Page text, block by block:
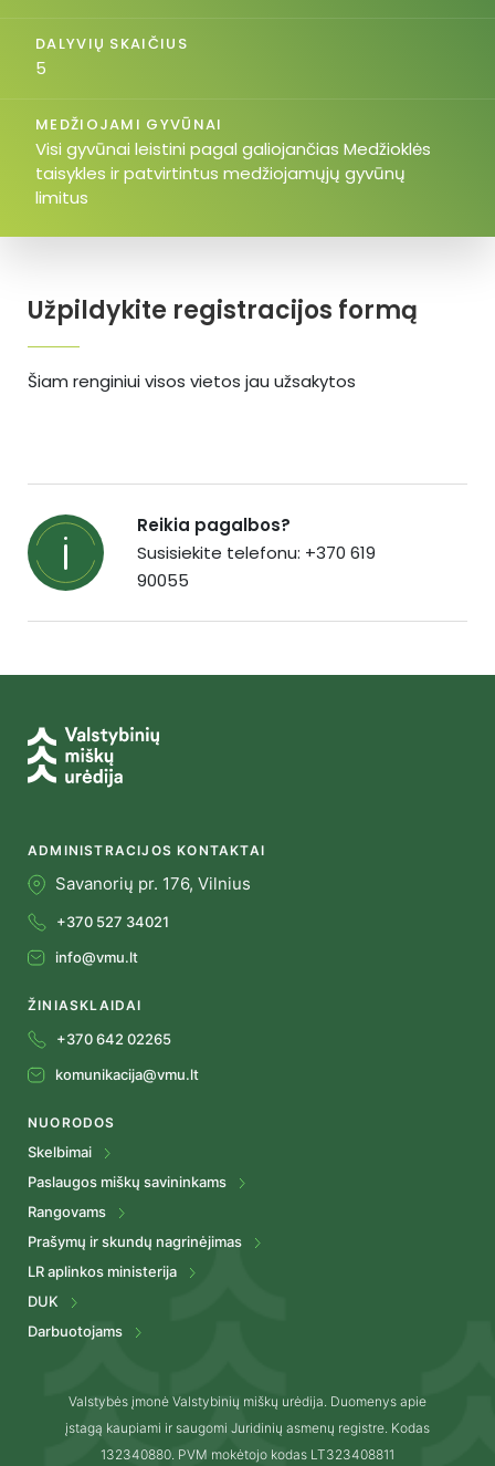
Užpildykite registracijos formą
Šiam renginiui visos vietos jau užsakytos
DALYVIŲ SKAIČIUS
5
MEDŽIOJAMI GYVŪNAI
Visi gyvūnai leistini pagal galiojančias Medžioklės
taisykles ir patvirtintus medžiojamųjų gyvūnų
limitus
Reikia pagalbos?
Susisiekite telefonu: +370 619
90055
ADMINISTRACIJOS KONTAKTAI
Savanorių pr. 176, Vilnius
+370 527 34021
info@vmu.lt
ŽINIASKLAIDAI
+370 642 02265
komunikacija@vmu.lt
NUORODOS
Skelbimai
Paslaugos miškų savininkams
Rangovams
Prašymų ir skundų nagrinėjimas
LR aplinkos ministerija
DUK
Darbuotojams
Valstybės įmonė Valstybinių miškų urėdija. Duomenys apie
įstagą kaupiami ir saugomi Juridinių asmenų registre. Kodas
132340880. PVM mokėtojo kodas LT323408811